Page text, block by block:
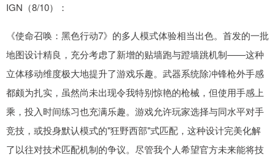
IGN（8/10）：
《使命召唤：黑色行动7》的多人模式体验相当出色。首发的一批
地图设计精良，充分考虑了新增的贴墙跑与蹬墙跳机制——这种
立体移动维度极大地提升了游戏乐趣。武器系统除冲锋枪外手感
都颇为扎实，虽然尚未出现令我特别惊艳的枪械，但使用手感上
乘，投入时间练习也充满乐趣。游戏允许玩家选择与同水平对手
竞技，或投身默认模式的"狂野西部"式匹配，这种设计完美化解
了以往对技术匹配机制的争议。尽管我个人希望官方未来能将技